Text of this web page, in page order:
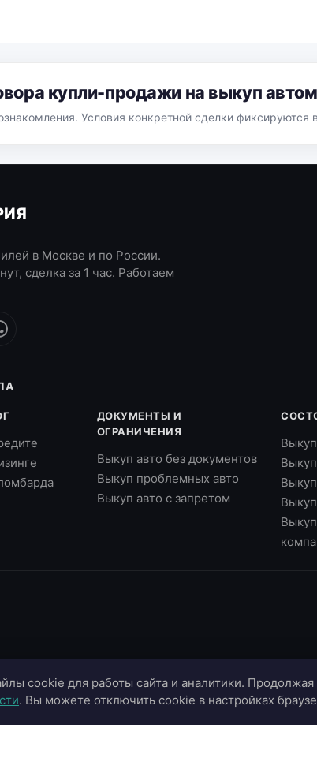
купли-продажи на выкуп
Условия конкретной сделки фиксируются
в Москве и по России.
сделка за 1 час. Работаем
ДОКУМЕНТЫ И
ОГРАНИЧЕНИЯ
Выкуп авто без документов
Выкуп проблемных авто
Выкуп авто с запретом
Toyota
О компании
Портфолио
cookie для работы сайта и аналитики. Продолжая
. Вы можете отключить cookie в настройках